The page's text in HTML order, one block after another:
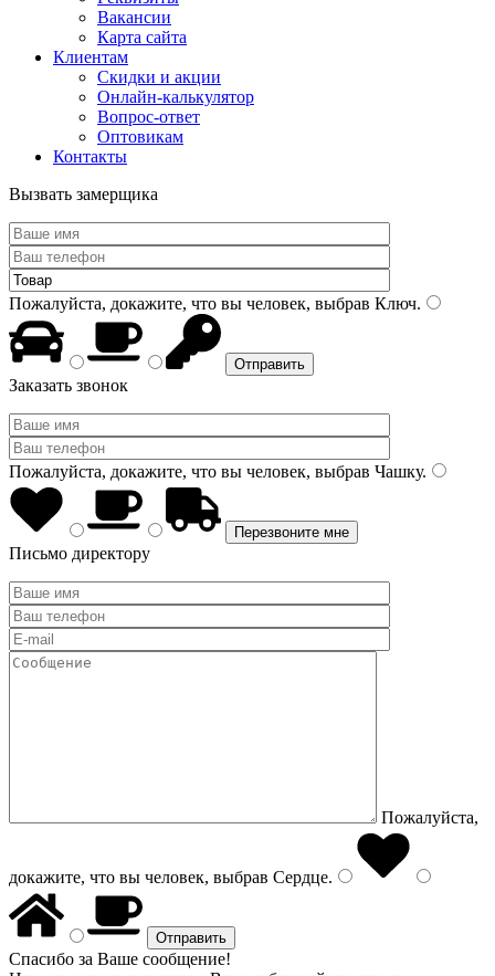
Вакансии
Карта сайта
Клиентам
Скидки и акции
Онлайн-калькулятор
Вопрос-ответ
Оптовикам
Контакты
Вызвать замерщика
Пожалуйста, докажите, что вы человек, выбрав Ключ.
Заказать звонок
Пожалуйста, докажите, что вы человек, выбрав Чашку.
Письмо директору
Пожалуйста,
докажите, что вы человек, выбрав Сердце.
Спасибо за Ваше сообщение!